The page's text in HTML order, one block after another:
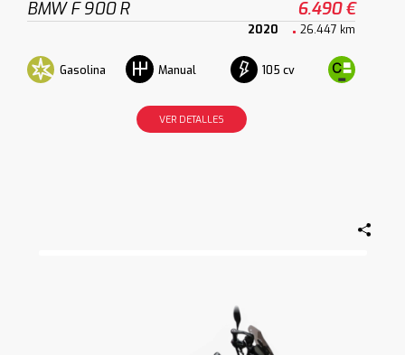
BMW F 900 R 6.490 €
2020 26.447 km
Gasolina Manual 105 cv
VER DETALLES